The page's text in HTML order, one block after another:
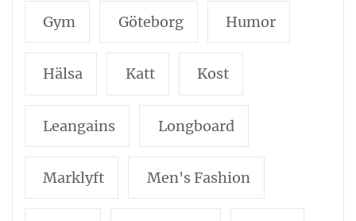
Gym Göteborg Humor
Hälsa Katt Kost
Leangains Longboard
Marklyft Men's Fashion